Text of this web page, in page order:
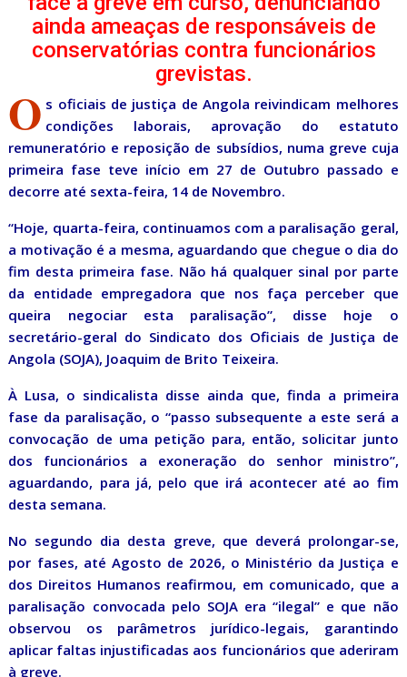
ainda ameaças de responsáveis de
conservatórias contra funcionários
grevistas.
O s oficiais de justiça de Angola reivindicam melhores
condições laborais, aprovação do estatuto
remuneratório e reposição de subsídios, numa greve cuja
primeira fase teve início em 27 de Outubro passado e
decorre até sexta-feira, 14 de Novembro.
“Hoje, quarta-feira, continuamos com a paralisação geral,
a motivação é a mesma, aguardando que chegue o dia do
fim desta primeira fase. Não há qualquer sinal por parte
da entidade empregadora que nos faça perceber que
queira negociar esta paralisação”, disse hoje o
secretário-geral do Sindicato dos Oficiais de Justiça de
Angola (SOJA), Joaquim de Brito Teixeira.
À Lusa, o sindicalista disse ainda que, finda a primeira
fase da paralisação, o “passo subsequente a este será a
convocação de uma petição para, então, solicitar junto
dos funcionários a exoneração do senhor ministro”,
aguardando, para já, pelo que irá acontecer até ao fim
desta semana.
No segundo dia desta greve, que deverá prolongar-se,
por fases, até Agosto de 2026, o Ministério da Justiça e
dos Direitos Humanos reafirmou, em comunicado, que a
paralisação convocada pelo SOJA era “ilegal” e que não
observou os parâmetros jurídico-legais, garantindo
aplicar faltas injustificadas aos funcionários que aderiram
à greve.